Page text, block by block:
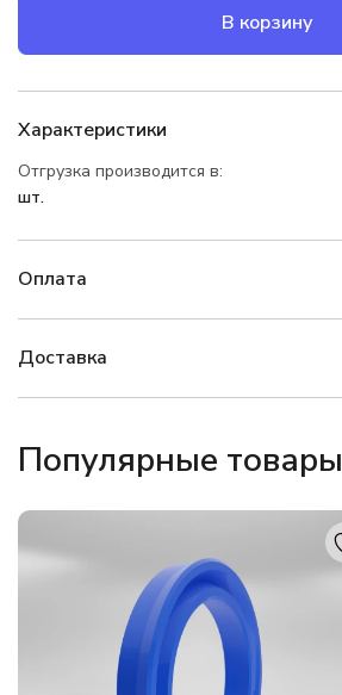
В корзину
Характеристики
Отгрузка производится в:
шт.
Оплата
Доставка
Популярные товары